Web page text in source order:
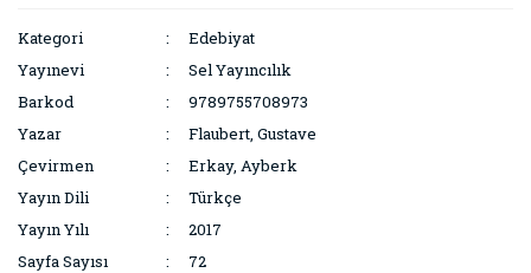
Kategori
Edebiyat
Yayınevi
Sel Yayıncılık
Barkod
9789755708973
Yazar
Flaubert, Gustave
Çevirmen
Erkay, Ayberk
Yayın Dili
Türkçe
Yayın Yılı
2017
Sayfa Sayısı
72